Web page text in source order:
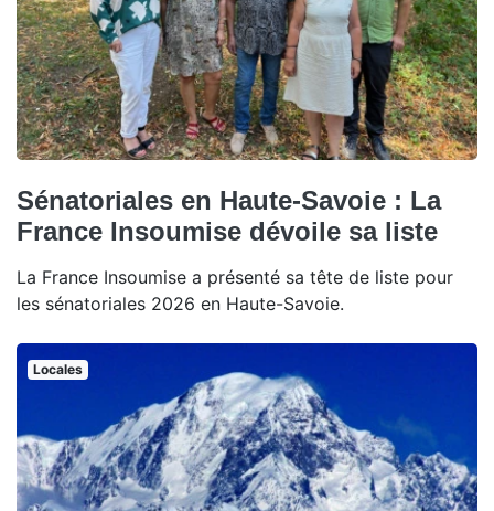
Sénatoriales en Haute-Savoie : La
France Insoumise dévoile sa liste
La France Insoumise a présenté sa tête de liste pour
les sénatoriales 2026 en Haute-Savoie.
Locales